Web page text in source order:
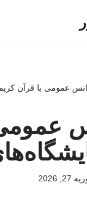
انس عمومی با قرآن
27, 2026